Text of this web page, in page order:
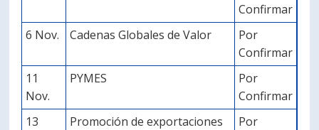
Confirmar
6 Nov.
Cadenas Globales de Valor
Por
Confirmar
11
Nov.
PYMES
Por
Confirmar
13
Promoción de exportaciones
Por